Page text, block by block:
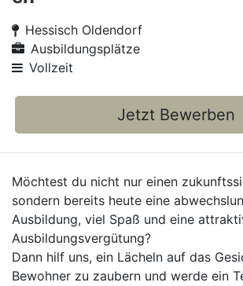
Hessisch Oldendorf
Ausbildungsplätze
Vollzeit
Jetzt Bewerben
Möchtest du nicht nur einen
sondern bereits heute eine
Ausbildung, viel Spaß und eine
Ausbildungsvergütung?
Dann hilf uns, ein Lächeln auf das
Bewohner zu zaubern und werde ein